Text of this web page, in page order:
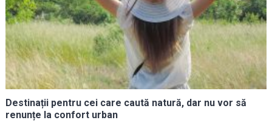
Destinații pentru cei care caută natură, dar nu vor să
renunțe la confort urban